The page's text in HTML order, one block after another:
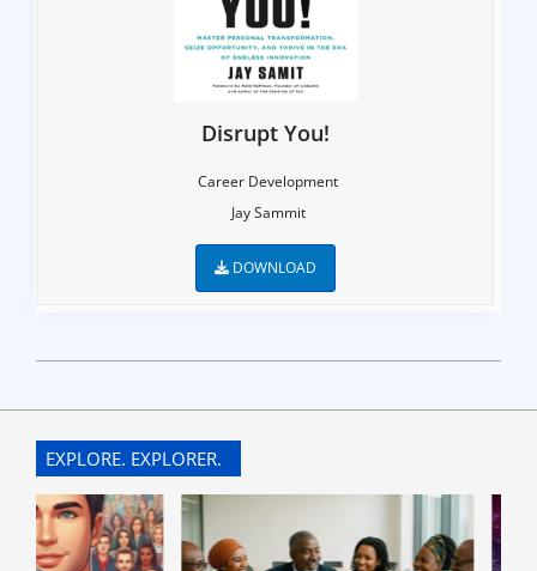
Disrupt You!
Career Development
Jay Sammit
DOWNLOAD
07-
10
EXPLORE. EXPLORER.